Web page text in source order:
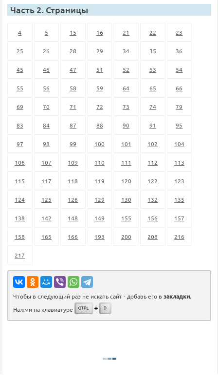
Часть 2. Страницы
4 5 15 16 21 22 23
25 26 28 29 34 35 36
45 46 47 51 52 53 54
55 56 58 59 64 65 66
69 70 71 72 73 74 79
83 84 87 88 90 91 95
97 98 99 100 101 102 104
106 107 109 110 111 112 113
115 117 118 119 120 122 123
124 125 126 129 130 132 135
138 142 148 149 155 156 157
158 165 166 193 200 208 216
217
Чтобы в следующий раз не искать сайт - добавь его в закладки.
Нажми на клавиатуре